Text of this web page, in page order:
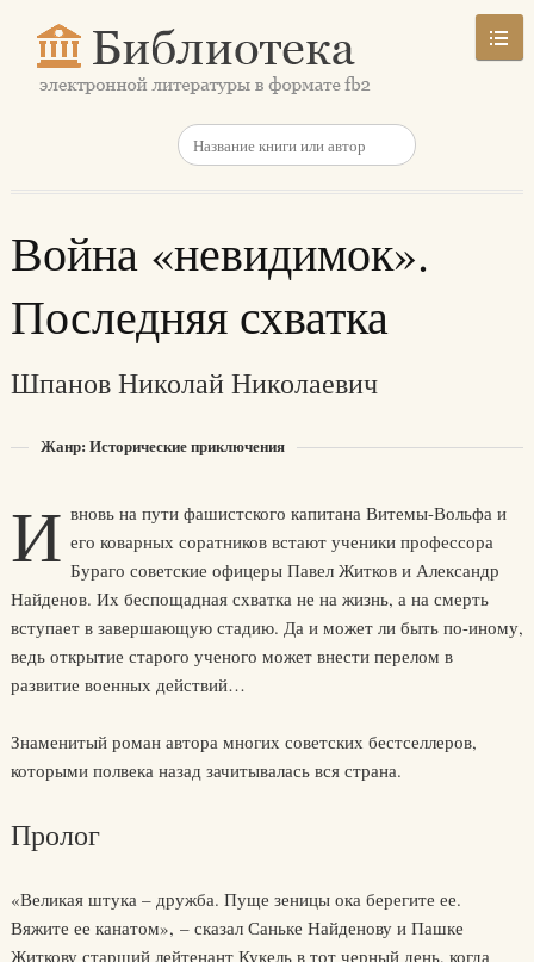
Война «невидимок».
Последняя схватка
Шпанов Николай Николаевич
Жанр: Исторические приключения
И вновь на пути фашистского капитана Витемы-Вольфа и
его коварных соратников встают ученики профессора
Бураго советские офицеры Павел Житков и Александр
Найденов. Их беспощадная схватка не на жизнь, а на смерть
вступает в завершающую стадию. Да и может ли быть по-иному,
ведь открытие старого ученого может внести перелом в
развитие военных действий…
Знаменитый роман автора многих советских бестселлеров,
которыми полвека назад зачитывалась вся страна.
Пролог
«Великая штука – дружба. Пуще зеницы ока берегите ее.
Вяжите ее канатом», – сказал Саньке Найденову и Пашке
Житкову старший лейтенант Кукель в тот черный день, когда